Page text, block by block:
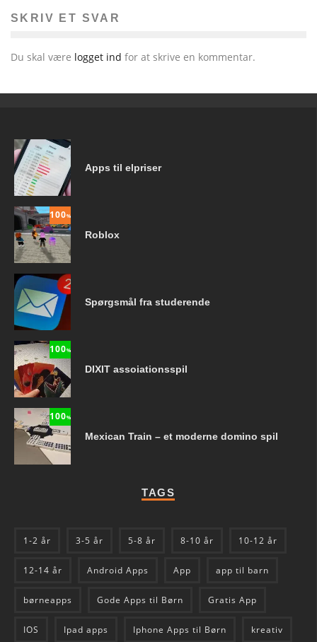
SKRIV ET SVAR
Du skal være logget ind for at skrive en kommentar.
Apps til elpriser
100%
Roblox
Spørgsmål fra studerende
100%
DIXIT assoiationsspil
100%
Mexican Train – et moderne domino spil
TAGS
1-2 år 3-5 år 5-8 år 8-10 år 10-12 år
12-14 år Android Apps App app til barn
børneapps Gode Apps til Børn Gratis App
IOS Ipad apps Iphone Apps til Børn kreativ